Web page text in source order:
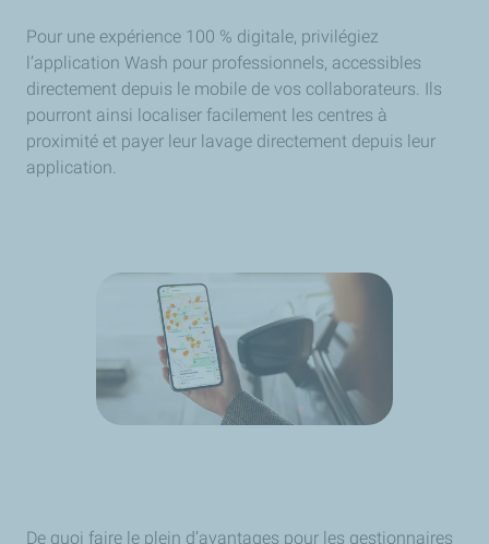
Pour une expérience 100 % digitale, privilégiez
l’application Wash pour professionnels, accessibles
directement depuis le mobile de vos collaborateurs. Ils
pourront ainsi localiser facilement les centres à
proximité et payer leur lavage directement depuis leur
application.
De quoi faire le plein d’avantages pour les gestionnaires